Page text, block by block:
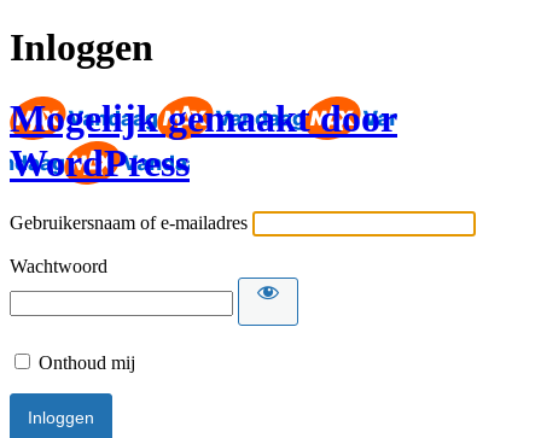
Inloggen
Mogelijk gemaakt door
WordPress
Gebruikersnaam of e-mailadres
Wachtwoord
Onthoud mij